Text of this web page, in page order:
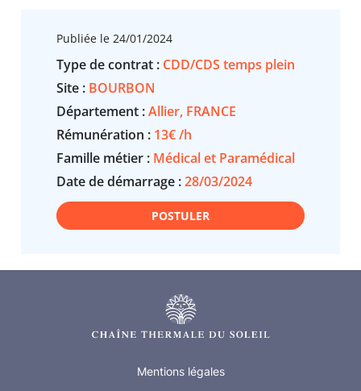
Publiée le 24/01/2024
Type de contrat : CDD/CDS temps plein
Site : BOURBON
Département :Allier, FRANCE
Rémunération : 13€ /h
Famille métier : Médical et Paramédical
Date de démarrage :28/03/2024
POSTULER
Mentions légales